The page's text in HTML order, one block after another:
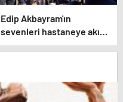
Edip Akbayram'ın
sevenleri hastaneye akın
ediyor – Magazin